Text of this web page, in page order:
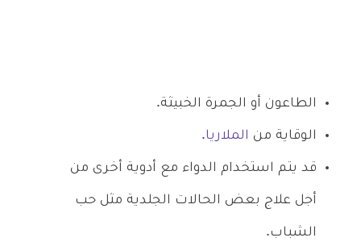
الطاعون أو الجمرة الخبيثة.
الوقاية من الملاريا.
قد يتم استخدام الدواء مع أدوية أخرى من
أجل علاج بعض الحالات الجلدية مثل حب
الشباب.